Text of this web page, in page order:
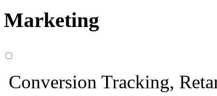
Marketing
Conversion Tracking,